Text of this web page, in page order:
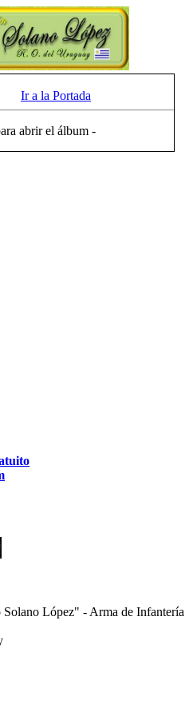
Ir a la Portada
abrir el álbum -
López" - Arma de Infantería